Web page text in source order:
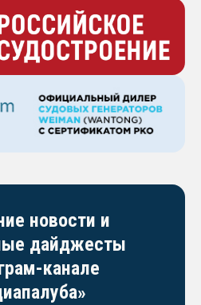
новости и
дайджесты
канале